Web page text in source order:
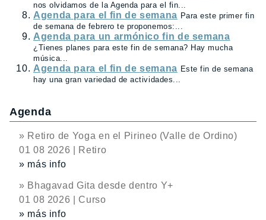
nos olvidamos de la Agenda para el fin...
Agenda para el fin de semana Para este primer fin
de semana de febrero te proponemos:...
Agenda para un armónico fin de semana
¿Tienes planes para este fin de semana? Hay mucha
música...
Agenda para el fin de semana Este fin de semana
hay una gran variedad de actividades...
Agenda
» Retiro de Yoga en el Pirineo (Valle de Ordino)
01 08 2026 | Retiro
» más info
» Bhagavad Gita desde dentro Y+
01 08 2026 | Curso
» más info